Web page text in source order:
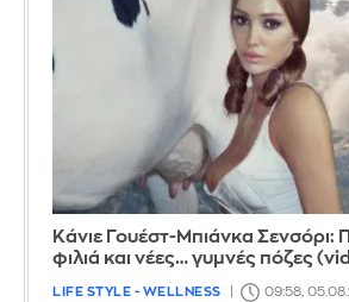
Κάνιε Γουέστ-Μπιάνκα Σενσόρι:
φιλιά και νέες… γυμνές πόζες
LIFE STYLE - WELLNESS 09:58,